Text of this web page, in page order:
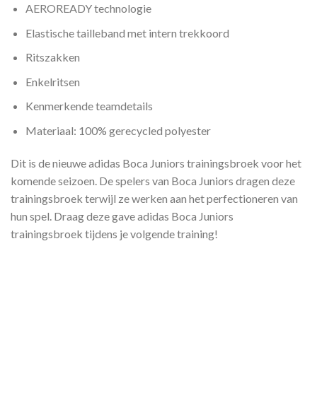
AEROREADY technologie
Elastische tailleband met intern trekkoord
Ritszakken
Enkelritsen
Kenmerkende teamdetails
Materiaal: 100% gerecycled polyester
Dit is de nieuwe adidas Boca Juniors trainingsbroek voor het
komende seizoen. De spelers van Boca Juniors dragen deze
trainingsbroek terwijl ze werken aan het perfectioneren van
hun spel. Draag deze gave adidas Boca Juniors
trainingsbroek tijdens je volgende training!